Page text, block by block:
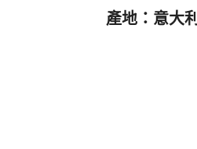
產地：意大利